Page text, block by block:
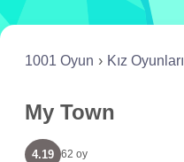
1001 Oyun Kız Oyunları
My Town
4.19 62 oy